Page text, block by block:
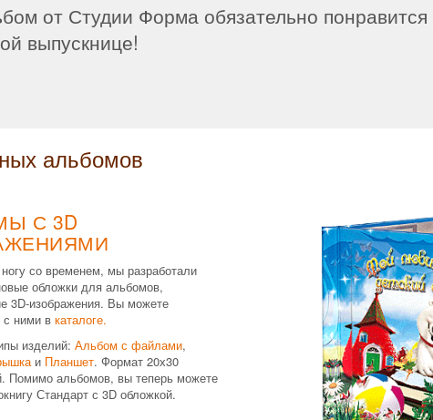
от Студии Форма обязательно
выпускнице!
альбомов
С 3D
со временем, мы разработали
обложки для альбомов,
3D-изображения. Вы можете
с ними в каталоге.
изделий: Альбом с файлами,
и Планшет. Формат 20х30
Помимо альбомов, вы теперь можете
Стандарт с 3D обложкой.